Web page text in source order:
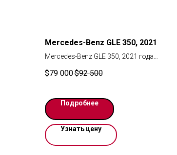
Mercedes-Benz GLE 350, 2021
Mercedes-Benz GLE 350, 2021 года
Автомобиль в наличии у нас на складе
Москвы. Работаем по договору. По
запросу возможен видеопоказ.
Цена указана в USD
$79 000$92 500
Подробнее
Узнать цену